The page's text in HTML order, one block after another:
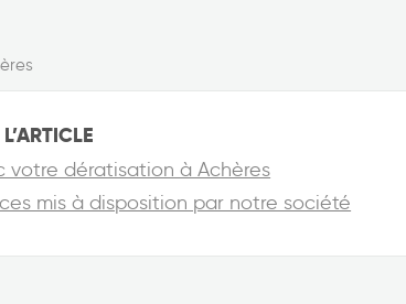
votre dératisation à Achères
mis à disposition par notre société